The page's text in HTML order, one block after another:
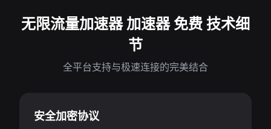
无限流量加速器 加速器 免费 技术细
节
全平台支持与极速连接的完美结合
安全加密协议